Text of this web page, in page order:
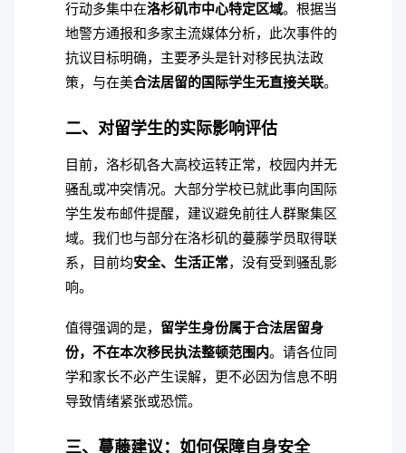
行动多集中在洛杉矶市中心特定区域。根据当
地警方通报和多家主流媒体分析，此次事件的
抗议目标明确，主要矛头是针对移民执法政
策，与在美合法居留的国际学生无直接关联。
二、对留学生的实际影响评估
目前，洛杉矶各大高校运转正常，校园内并无
骚乱或冲突情况。大部分学校已就此事向国际
学生发布邮件提醒，建议避免前往人群聚集区
域。我们也与部分在洛杉矶的蔓藤学员取得联
系，目前均安全、生活正常，没有受到骚乱影
响。
值得强调的是， 留学生身份属于合法居留身
份，不在本次移民执法整顿范围内。请各位同
学和家长不必产生误解，更不必因为信息不明
导致情绪紧张或恐慌。
三、蔓藤建议：如何保障自身安全